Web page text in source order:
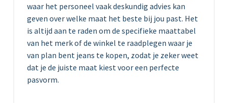
waar het personeel vaak deskundig advies kan
geven over welke maat het beste bij jou past. Het
is altijd aan te raden om de specifieke maattabel
van het merk of de winkel te raadplegen waar je
van plan bent jeans te kopen, zodat je zeker weet
dat je de juiste maat kiest voor een perfecte
pasvorm.